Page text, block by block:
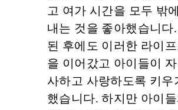
고 여가 시간을 모두 밖
내는 것을 좋아했습니다
된 후에도 이러한 라이
을 이어갔고 아이들이
사하고 사랑하도록 키우
했습니다. 하지만 아이